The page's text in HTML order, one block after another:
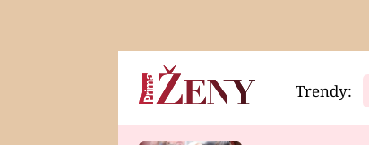
Horoskopy Video
Trendy: